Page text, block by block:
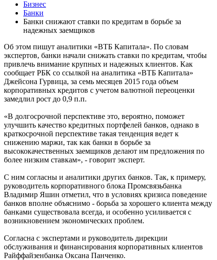
Бизнес
Банки
Банки снижают ставки по кредитам в борьбе за
надежных заемщиков
Об этом пишут аналитики «ВТБ Капитала». По словам
экспертов, банки начали снижать ставки по кредитам, чтобы
привлечь внимание крупных и надежных клиентов. Как
сообщает РБК со ссылкой на аналитика «ВТБ Капитала»
Джейсона Гурвица, за семь месяцев 2015 года объем
корпоративных кредитов с учетом валютной переоценки
замедлил рост до 0,9 п.п.
«В долгосрочной перспективе это, вероятно, поможет
улучшить качество кредитных портфелей банков, однако в
краткосрочной перспективе такая тенденция ведет к
снижению маржи, так как банки в борьбе за
высококачественных заемщиков делают им предложения по
более низким ставкам», - говорит эксперт.
С ним согласны и аналитики других банков. Так, к примеру,
руководитель корпоративного блока Промсвязьбанка
Владимир Яшин отметил, что в условиях кризиса поведение
банков вполне объяснимо - борьба за хорошего клиента между
банками существовала всегда, и особенно усиливается с
возникновением экономических проблем.
Согласна с экспертами и руководитель дирекции
обслуживания и финансирования корпоративных клиентов
Райффайзенбанка Оксана Панченко.